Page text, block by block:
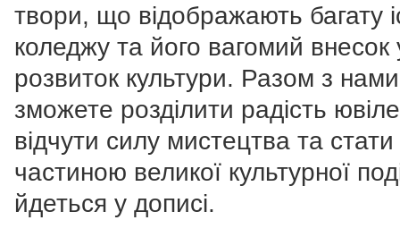
твори, що відображають багату
коледжу та його вагомий внесок
розвиток культури. Разом з
зможете розділити радість
відчути силу мистецтва та стати
частиною великої культурної
йдеться у дописі.